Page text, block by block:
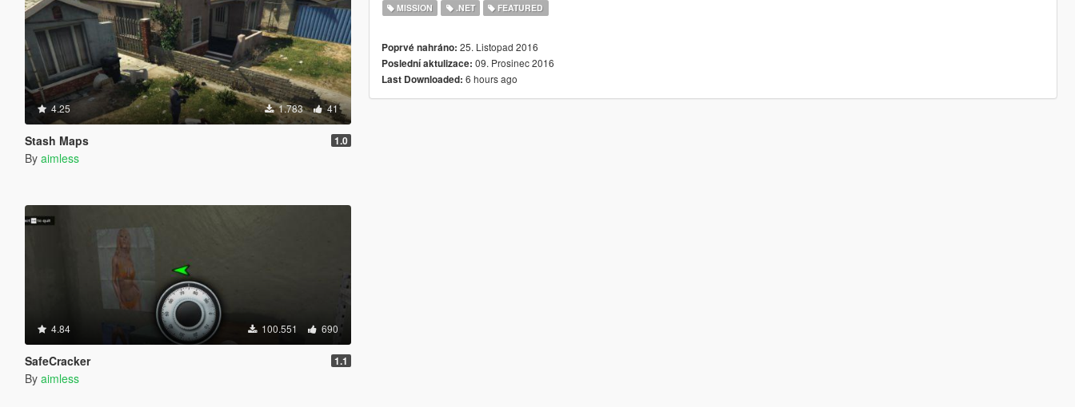
4.25 1.783 41
Stash Maps 1.0
By aimless
4.84 100.551 690
SafeCracker 1.1
By aimless
MISSION .NET FEATURED
Poprvé nahráno: 25. Listopad 2016
Poslední aktulizace: 09. Prosinec 2016
Last Downloaded: 6 hours ago